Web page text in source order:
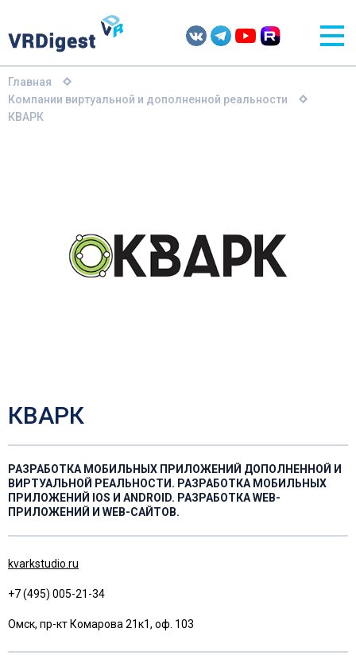
Главная
Компании виртуальной и дополненной реальности
КВАРК
КВАРК
РАЗРАБОТКА МОБИЛЬНЫХ ПРИЛОЖЕНИЙ ДОПОЛНЕННОЙ И
ВИРТУАЛЬНОЙ РЕАЛЬНОСТИ. РАЗРАБОТКА МОБИЛЬНЫХ
ПРИЛОЖЕНИЙ IOS И ANDROID. РАЗРАБОТКА WEB-
ПРИЛОЖЕНИЙ И WEB-САЙТОВ.
kvarkstudio.ru
+7 (495) 005-21-34
Омск, пр-кт Комарова 21к1, оф. 103